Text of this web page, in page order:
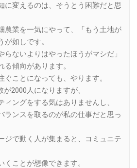
に変えるのは、そうとう困難だと思
農業を一気にやって、「もう土地が
如しです。
らないよりはやったほうがマシだ」
る傾向があります。
ことになっても、やります。
2000人になりますが、
ィングをする気はありませんし、
ランスを取るのが私の仕事だと思っ
ジで動く人が集まると、コミュニテ
ことが想像できます。